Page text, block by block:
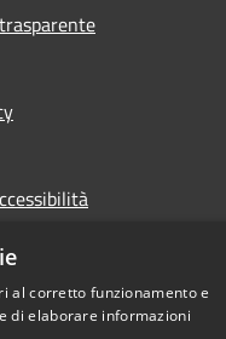
al corretto funzionamento e
di elaborare informazioni